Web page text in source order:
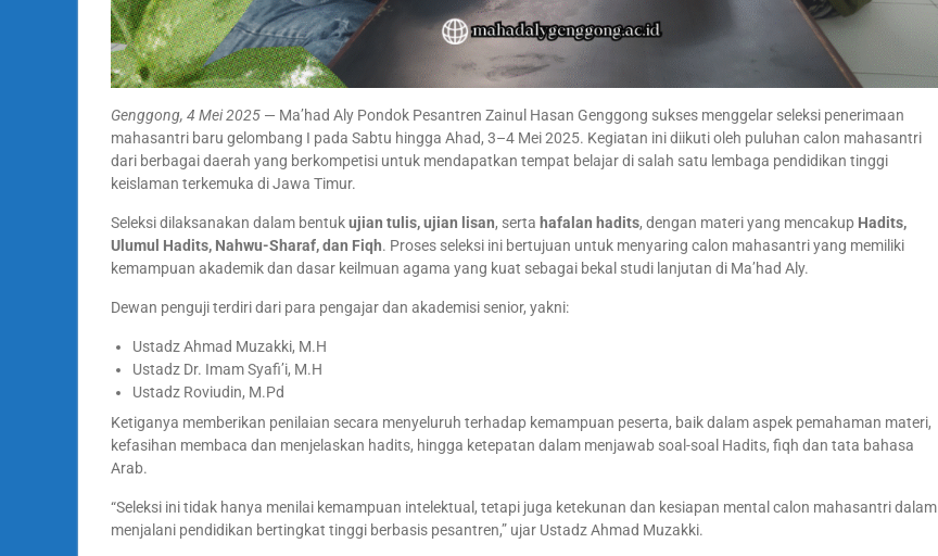
Genggong, 4 Mei 2025 — Ma’had Aly Pondok Pesantren Zainul Hasan Genggong sukses menggelar seleksi penerimaan
mahasantri baru gelombang I pada Sabtu hingga Ahad, 3–4 Mei 2025. Kegiatan ini diikuti oleh puluhan calon mahasantri
dari berbagai daerah yang berkompetisi untuk mendapatkan tempat belajar di salah satu lembaga pendidikan tinggi
keislaman terkemuka di Jawa Timur.
Seleksi dilaksanakan dalam bentukujian tulis, ujian lisan, serta hafalan hadits, dengan materi yang mencakup Hadits,
Ulumul Hadits, Nahwu-Sharaf, dan Fiqh. Proses seleksi ini bertujuan untuk menyaring calon mahasantri yang memiliki
kemampuan akademik dan dasar keilmuan agama yang kuat sebagai bekal studi lanjutan di Ma’had Aly.
Dewan penguji terdiri dari para pengajar dan akademisi senior, yakni:
Ustadz Ahmad Muzakki, M.H
Ustadz Dr. Imam Syafi’i, M.H
Ustadz Roviudin, M.Pd
Ketiganya memberikan penilaian secara menyeluruh terhadap kemampuan peserta, baik dalam aspek pemahaman materi,
kefasihan membaca dan menjelaskan hadits, hingga ketepatan dalam menjawab soal-soal Hadits, fiqh dan tata bahasa
Arab.
“Seleksi ini tidak hanya menilai kemampuan intelektual, tetapi juga ketekunan dan kesiapan mental calon mahasantri dalam
menjalani pendidikan bertingkat tinggi berbasis pesantren,” ujar Ustadz Ahmad Muzakki.